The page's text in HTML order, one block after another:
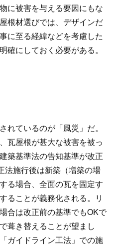
に被害を与える要因にもな
根材選びでは、デザインだ
に至る経緯などを考慮した
確にしておく必要がある。
れているのが「風災」だ。
瓦屋根が甚大な被害を被っ
築基準法の告知基準が改正
法施行後は新築（増築の場
る場合、全面の瓦を固定す
ることが義務化される。リ
合は改正前の基準でもOKで
葺き替えることが望まし
ガイドライン工法」での施